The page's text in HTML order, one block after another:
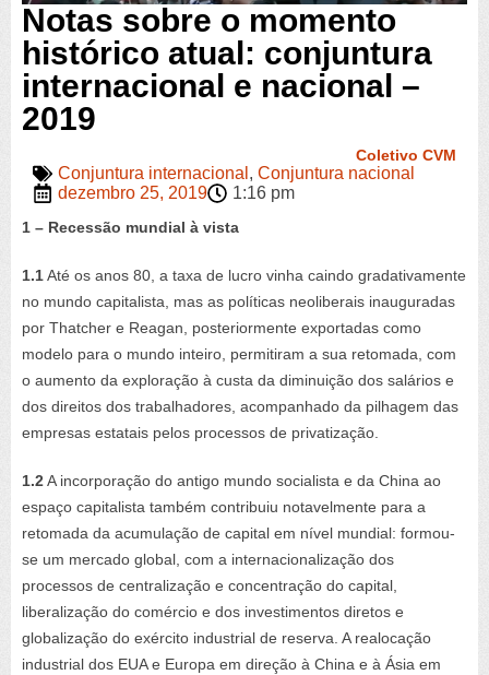
Notas sobre o momento
histórico atual: conjuntura
internacional e nacional –
2019
Coletivo CVM
Conjuntura internacional , Conjuntura nacional
dezembro 25, 2019
1:16 pm
1 – Recessão mundial à vista
1.1Até os anos 80, a taxa de lucro vinha caindo gradativamente
no mundo capitalista, mas as políticas neoliberais inauguradas
por Thatcher e Reagan, posteriormente exportadas como
modelo para o mundo inteiro, permitiram a sua retomada, com
o aumento da exploração à custa da diminuição dos salários e
dos direitos dos trabalhadores, acompanhado da pilhagem das
empresas estatais pelos processos de privatização.
1.2A incorporação do antigo mundo socialista e da China ao
espaço capitalista também contribuiu notavelmente para a
retomada da acumulação de capital em nível mundial: formou-
se um mercado global, com a internacionalização dos
processos de centralização e concentração do capital,
liberalização do comércio e dos investimentos diretos e
globalização do exército industrial de reserva. A realocação
industrial dos EUA e Europa em direção à China e à Ásia em